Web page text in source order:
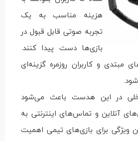
هزینه مناسب به یک
تجربه صوتی قابل قبول در
بازی‌ها دست پیدا کنند.
مبتدی و کاربران روزمره گزینه‌ای
در این هدست باعث می‌شود
آنلاین و تماس‌های اینترنتی به
ویژگی برای بازی‌های تیمی اهمیت